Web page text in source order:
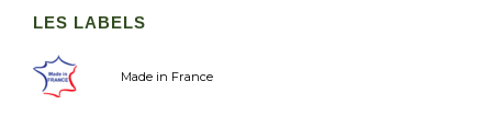
LES LABELS
Made in France